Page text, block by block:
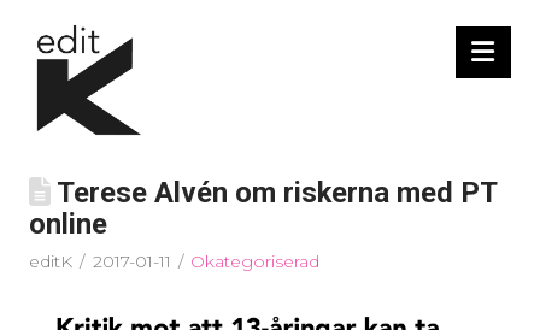
Terese Alvén om riskerna med PT
online
editK 2017-01-11 Okategoriserad